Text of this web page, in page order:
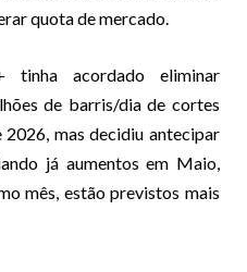
quota de mercado.
tinha acordado eliminar
de barris/dia de cortes
mas decidiu antecipar
já aumentos em Maio,
mês, estão previstos mais